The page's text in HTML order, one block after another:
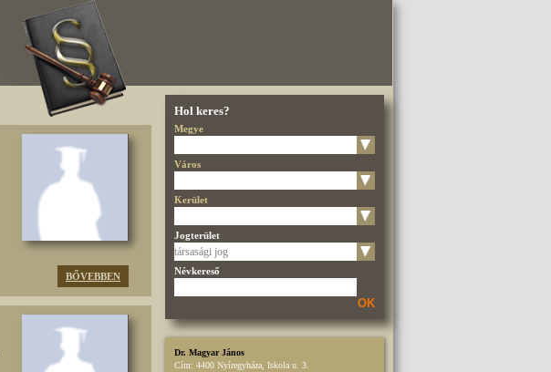
BŐVEBBEN
Hol keres?
Megye
Város
Kerület
Jogterület
Névkereső
OK
Dr. Magyar János
Cím: 4400 Nyíregyháza, Iskola u. 3.